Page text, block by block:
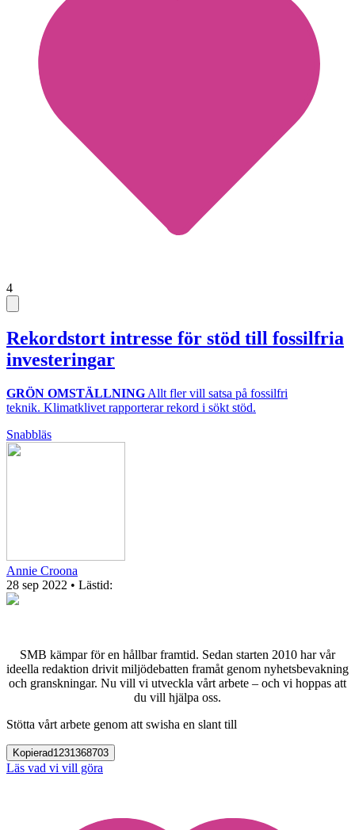
4
Rekordstort intresse för stöd till fossilfria
investeringar
GRÖN OMSTÄLLNING Allt fler vill satsa på fossilfri
teknik. Klimatklivet rapporterar rekord i sökt stöd.
Snabbläs
Annie Croona
28 sep 2022 • Lästid:
SMB kämpar för en hållbar framtid. Sedan starten 2010 har vår
ideella redaktion drivit miljödebatten framåt genom nyhetsbevakning
och granskningar. Nu vill vi utveckla vårt arbete – och vi hoppas att
du vill hjälpa oss.
Stötta vårt arbete genom att swisha en slant till
Kopierad1231368703
Läs vad vi vill göra